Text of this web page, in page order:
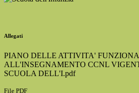
Allegati
PIANO DELLE ATTIVITA'
ALL'INSEGNAMENTO CCNL
SCUOLA DELL'I.pdf
File PDF